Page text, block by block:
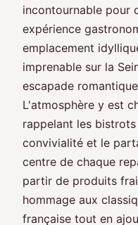
incontournable pour
expérience
emplacement
imprenable sur la
escapade
L'atmosphère y est
rappelant les
convivialité et le
centre de chaque
partir de produits
hommage aux
française tout en